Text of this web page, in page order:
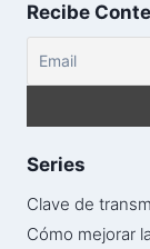
Recibe
Series
Clave de
Cómo mejorar